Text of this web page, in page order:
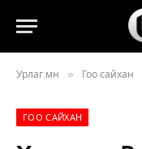
Урлаг.мн » Гоо сайхан
ГОО САЙХАН